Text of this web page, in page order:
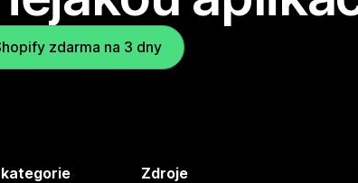
zdarma na 3 dny
Zdroje